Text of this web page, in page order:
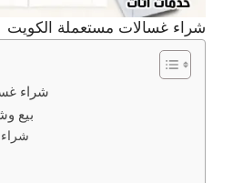
شراء غسالات مستعملة الكويت
شراء
بيع